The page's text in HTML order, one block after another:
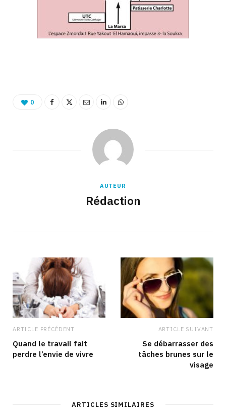
0
AUTEUR
Rédaction
ARTICLE PRÉCÉDENT
Quand le travail fait
perdre l’envie de vivre
ARTICLE SUIVANT
Se débarrasser des
tâches brunes sur le
visage
ARTICLES SIMILAIRES